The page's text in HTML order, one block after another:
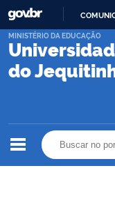
do
MINISTÉRIO DA EDUCAÇÃO